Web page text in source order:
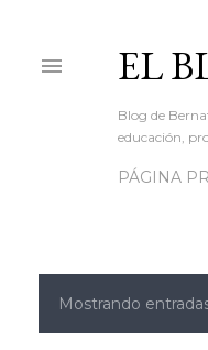
EL
Blog de
educación,
PÁGINA
EMostrando